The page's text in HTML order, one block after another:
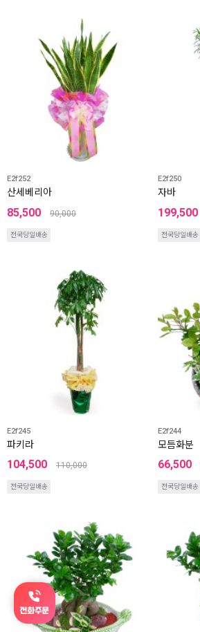
E2f252
산세베리아
85,500 90,000
전국당일배송
E2f250
자바
199,500
전국당일배송
E2f245
파키라
104,500 110,000
전국당일배송
E2f244
모듬화분
66,500
전국당일배송